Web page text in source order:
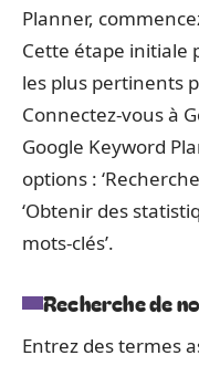
Planner,
Cette étape initiale
les plus pertinents
Connectez-vous à
Google Keyword
options :
‘Obtenir des
mots-clés’.
Recherche de
Entrez des termes